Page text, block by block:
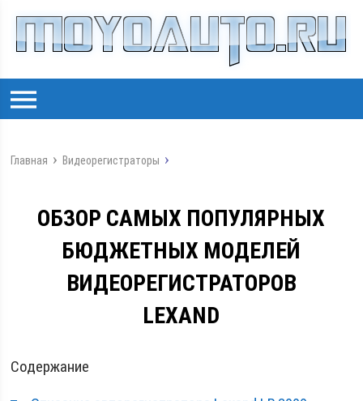
Главная Видеорегистраторы
ОБЗОР САМЫХ ПОПУЛЯРНЫХ
БЮДЖЕТНЫХ МОДЕЛЕЙ
ВИДЕОРЕГИСТРАТОРОВ
LEXAND
Содержание